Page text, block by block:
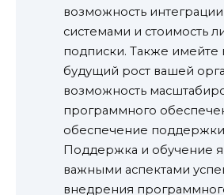
возможность
системами и стоимость
подписки. Также имейте
будущий рост вашей
возможность
программного
обеспечение
Поддержка и обучение
важными аспектами
внедрения